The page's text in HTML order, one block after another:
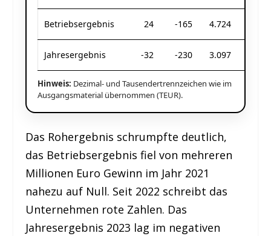
Betriebsergebnis 24 -165 4.724
Jahresergebnis -32 -230 3.097
Hinweis: Dezimal- und Tausendertrennzeichen wie im
Ausgangsmaterial übernommen (TEUR).
Das Rohergebnis schrumpfte deutlich,
das Betriebsergebnis fiel von mehreren
Millionen Euro Gewinn im Jahr 2021
nahezu auf Null. Seit 2022 schreibt das
Unternehmen rote Zahlen. Das
Jahresergebnis 2023 lag im negativen